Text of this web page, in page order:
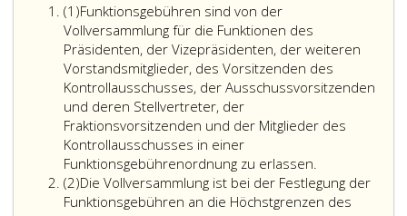
(1)Absatz
eins
Funktionsgebühren sind von der
Vollversammlung für die Funktionen des
Präsidenten, der Vizepräsidenten, der weiteren
Vorstandsmitglieder, des Vorsitzenden des
Kontrollausschusses, der Ausschussvorsitzenden
und deren Stellvertreter, der
Fraktionsvorsitzenden und der Mitglieder des
Kontrollausschusses in einer
Funktionsgebührenordnung zu erlassen.
(2)Absatz
2
Die Vollversammlung ist bei der Festlegung der
Funktionsgebühren an die Höchstgrenzen des